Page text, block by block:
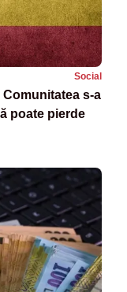
Social
s-a
poate pierde